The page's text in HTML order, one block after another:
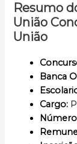
Resumo
União
União
Banca
Cargo: